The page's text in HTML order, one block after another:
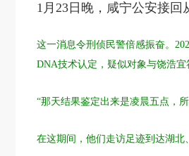
1月23日晚，咸宁公安接回
这一消息令刑侦民警倍感振奋。
DNA技术认定，疑似对象与饶浩宜
“那天结果鉴定出来是凌晨五点，
在这期间，他们走访足迹到达湖北